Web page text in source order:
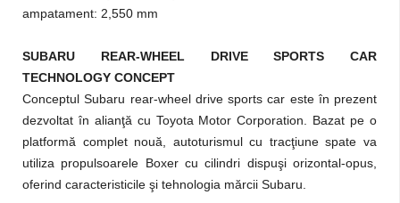
ampatament: 2,550 mm
SUBARU REAR-WHEEL DRIVE SPORTS CAR
TECHNOLOGY CONCEPT
Conceptul Subaru rear-wheel drive sports car este în prezent
dezvoltat în alianţă cu Toyota Motor Corporation. Bazat pe o
platformă complet nouă, autoturismul cu tracţiune spate va
utiliza propulsoarele Boxer cu cilindri dispuşi orizontal-opus
oferind caracteristicile şi tehnologia mărcii Subaru.